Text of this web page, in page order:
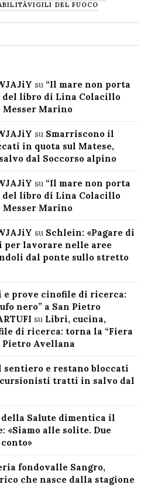
VIGILI DEL FUOCO
su “Il mare non porta
del libro di Lina Colacillo
Messer Marino
su Smarriscono il
in quota sul Matese,
dal Soccorso alpino
su “Il mare non porta
del libro di Lina Colacillo
Messer Marino
su Schlein: «Pagare di
lavorare nelle aree
dal ponte sullo stretto
e prove cinofile di ricerca:
nero” a San Pietro
su Libri, cucina,
di ricerca: torna la “Fiera
Pietro Avellana
sentiero e restano bloccati
tratti in salvo dal
Salute dimentica il
«Siamo alle solite. Due
fondovalle Sangro,
che nasce dalla stagione